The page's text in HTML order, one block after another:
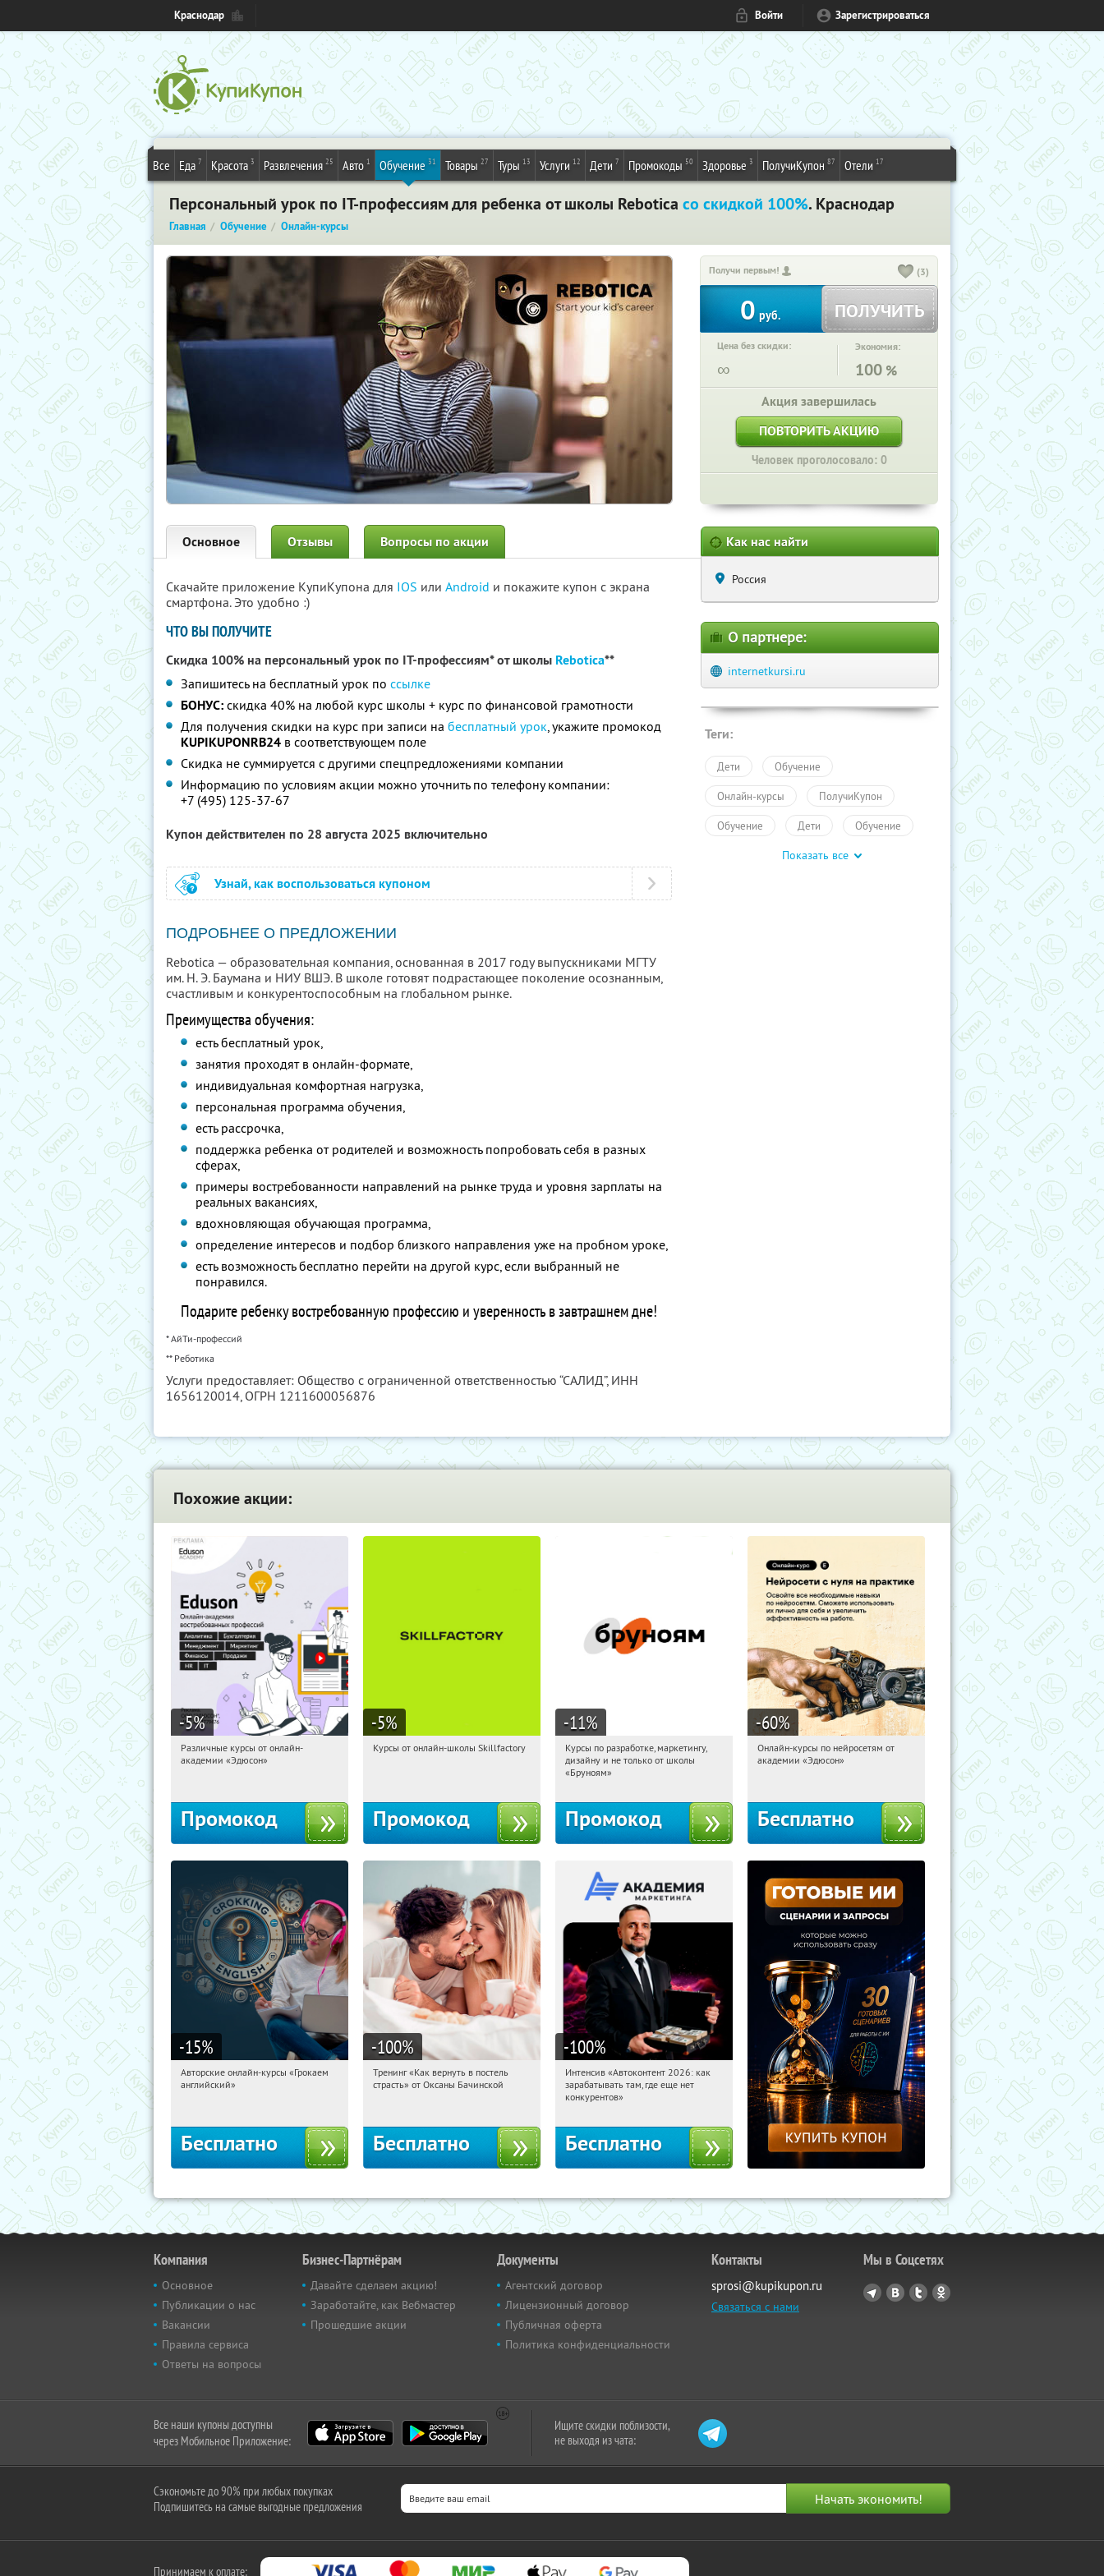
Краснодар Войти Зарегистрироваться
Все Еда 7 Красота 3 Развлечения 25 Авто 1 Обучение 31 Товары 27 Туры 13 Услуги 12 Дети 7 Промокоды 50 Здоровье 3 ПолучиКупон 87 Отели 17
Персональный урок по IT-профессиям для ребенка от школы Rebotica со скидкой 100%. Краснодар
Главная Обучение Онлайн-курсы
Получи первым! (3)
0 руб. ПОЛУЧИТЬ
Цена без скидки:
∞
Экономия:
100 %
Акция завершилась
ПОВТОРИТЬ АКЦИЮ
Человек проголосовало: 0
Основное Отзывы Вопросы по акции
Скачайте приложение КупиКупона для IOS или Android и покажите купон с экрана
смартфона. Это удобно :)
ЧТО ВЫ ПОЛУЧИТЕ
Скидка 100% на персональный урок по IT-профессиям* от школы Rebotica**
Запишитесь на бесплатный урок по ссылке
БОНУС: скидка 40% на любой курс школы + курс по финансовой грамотности
Для получения скидки на курс при записи на бесплатный урок, укажите промокод
KUPIKUPONRB24 в соответствующем поле
Скидка не суммируется с другими спецпредложениями компании
Информацию по условиям акции можно уточнить по телефону компании:
+7 (495) 125-37-67
Купон действителен по 28 августа 2025 включительно
Узнай, как воспользоваться купоном
ПОДРОБНЕЕ О ПРЕДЛОЖЕНИИ
Rebotica — образовательная компания, основанная в 2017 году выпускниками МГТУ
им. Н. Э. Баумана и НИУ ВШЭ. В школе готовят подрастающее поколение осознанным,
счастливым и конкурентоспособным на глобальном рынке.
Преимущества обучения:
есть бесплатный урок,
занятия проходят в онлайн-формате,
индивидуальная комфортная нагрузка,
персональная программа обучения,
есть рассрочка,
поддержка ребенка от родителей и возможность попробовать себя в разных
сферах,
примеры востребованности направлений на рынке труда и уровня зарплаты на
реальных вакансиях,
вдохновляющая обучающая программа,
определение интересов и подбор близкого направления уже на пробном уроке,
есть возможность бесплатно перейти на другой курс, если выбранный не
понравился.
Подарите ребенку востребованную профессию и уверенность в завтрашнем дне!
* АйТи-профессий
** Реботика
Услуги предоставляет: Общество с ограниченной ответственностью “САЛИД”, ИНН
1656120014, ОГРН 1211600056876
Как нас найти
Россия
О партнере:
internetkursi.ru
Теги:
Дети Обучение
Онлайн-курсы ПолучиКупон
Обучение Дети Обучение
Показать все
Похожие акции:
-5%
07:37:14 Получили:
Различные курсы от онлайн-
академии «Эдюсон»
Промокод
-5%
07:37:14
Получи первым!
Курсы от онлайн-школы Skillfactory
Промокод
-11%
07:37:14
Получи первым!
Россия
Курсы по разработке, маркетингу,
дизайну и не только от школы
«Бруноям»
Промокод
-60%
07:37:14 Получили:
Онлайн-курсы по нейросетям от
академии «Эдюсон»
Бесплатно
-15%
07:37:14 Получили:
Авторские онлайн-курсы «Грокаем
английский»
Бесплатно
-100%
07:37:14 Получили:
Тренинг «Как вернуть в постель
страсть» от Оксаны Бачинской
Бесплатно
-100%
07:37:14 Получили:
Россия
Интенсив «Автоконтент 2026: как
зарабатывать там, где еще нет
конкурентов»
Бесплатно
Компания
Основное
Публикации о нас
Вакансии
Правила сервиса
Ответы на вопросы
Бизнес-Партнёрам
Давайте сделаем акцию!
Заработайте, как Вебмастер
Прошедшие акции
Документы
Агентский договор
Лицензионный договор
Публичная оферта
Политика конфиденциальности
Контакты
sprosi@kupikupon.ru
Связаться с нами
Мы в Соцсетях
Все наши купоны доступны
через Мобильное Приложение:
Ищите скидки поблизости,
не выходя из чата:
Сэкономьте до 90% при любых покупках
Подпишитесь на самые выгодные предложения
Принимаем к оплате: